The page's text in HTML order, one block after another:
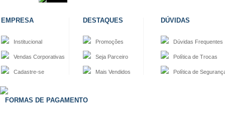
EMPRESA
Institucional
Vendas Corporativas
Cadastre-se
DESTAQUES
Promoções
Seja Parceiro
Mais Vendidos
DÚVIDAS
Dúvidas Frequentes
Política de Trocas
Política de
FORMAS DE PAGAMENTO